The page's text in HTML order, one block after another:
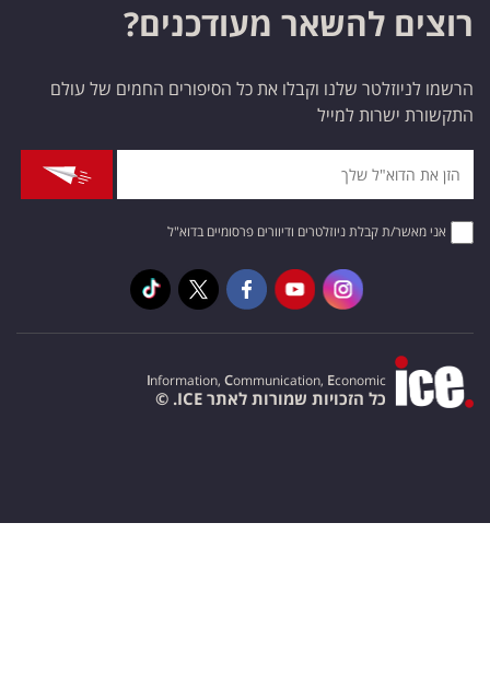
רוצים להשאר מעודכנים?
הרשמו לניוזלטר שלנו וקבלו את כל הסיפורים החמים של עולם
התקשורת ישרות למייל
אני מאשר/ת קבלת ניוזלטרים ודיוורים פרסומיים בדוא"ל
Information, Communication, Economic
כל הזכויות שמורות לאתר ICE. ©